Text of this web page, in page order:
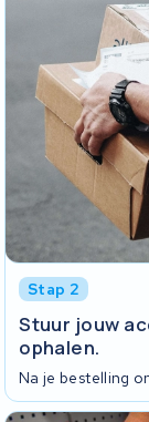
Stap 2
Stuur jouw
ophalen.
Na je bestelling